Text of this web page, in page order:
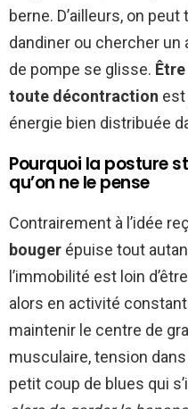
berne. D’ailleurs, on
dandiner ou chercher un
de pompe se glisse.
toute décontraction est
énergie bien distribuée
Pourquoi la posture
qu’on ne le pense
Contrairement à l’idée
bouger épuise tout
l’immobilité est loin
alors en activité
maintenir le centre de
musculaire, tension
petit coup de blues qui